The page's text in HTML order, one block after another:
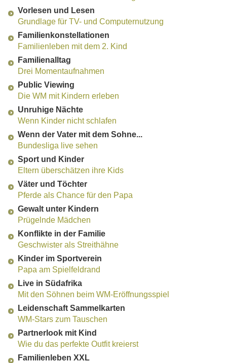
Vorlesen und Lesen
Grundlage für TV- und Computernutzung
Familienkonstellationen
Familienleben mit dem 2. Kind
Familienalltag
Drei Momentaufnahmen
Public Viewing
Die WM mit Kindern erleben
Unruhige Nächte
Wenn Kinder nicht schlafen
Wenn der Vater mit dem Sohne...
Bundesliga live sehen
Sport und Kinder
Eltern überschätzen ihre Kids
Väter und Töchter
Pferde als Chance für den Papa
Gewalt unter Kindern
Prügelnde Mädchen
Konflikte in der Familie
Geschwister als Streithähne
Kinder im Sportverein
Papa am Spielfeldrand
Live in Südafrika
Mit den Söhnen beim WM-Eröffnungsspiel
Leidenschaft Sammelkarten
WM-Stars zum Tauschen
Partnerlook mit Kind
Wie du das perfekte Outfit kreierst
Familienleben XXL